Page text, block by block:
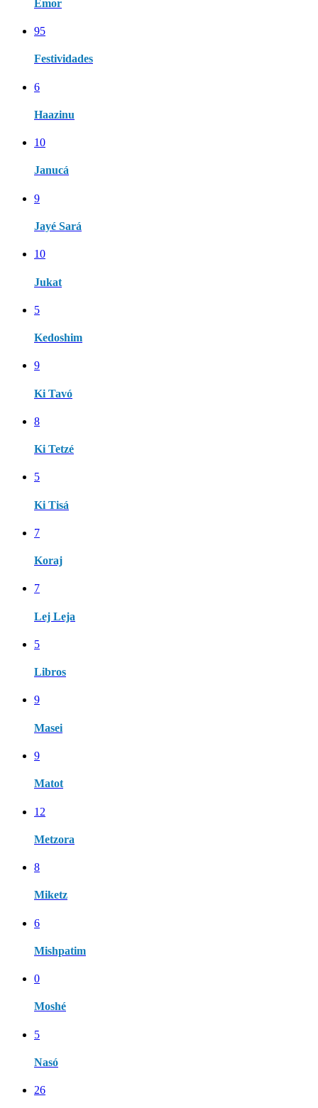
Emor
95
Festividades
6
Haazinu
10
Janucá
9
Jayé Sará
10
Jukat
5
Kedoshim
9
Ki Tavó
8
Ki Tetzé
5
Ki Tisá
7
Koraj
7
Lej Leja
5
Libros
9
Masei
9
Matot
12
Metzora
8
Miketz
6
Mishpatim
0
Moshé
5
Nasó
26